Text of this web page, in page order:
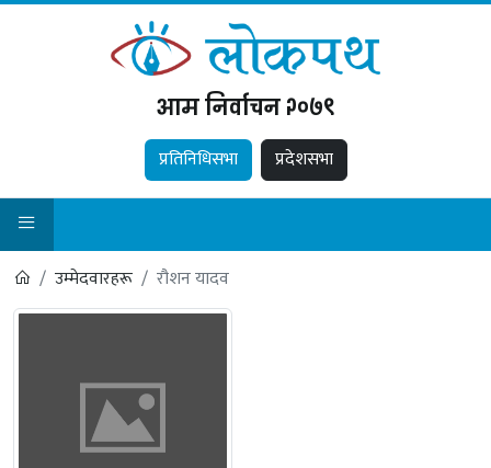
आम निर्वाचन २०७९
प्रतिनिधिसभा प्रदेशसभा
उम्मेदवारहरू रौशन यादव